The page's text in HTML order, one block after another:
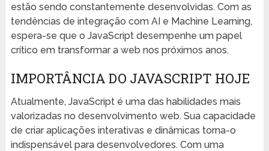
estão sendo constantemente desenvolvidas. Com as
tendências de integração com AI e Machine Learning,
espera-se que o JavaScript desempenhe um papel
crítico em transformar a web nos próximos anos.
IMPORTÂNCIA DO JAVASCRIPT HOJE
Atualmente, JavaScript é uma das habilidades mais
valorizadas no desenvolvimento web. Sua capacidade
de criar aplicações interativas e dinâmicas torna-o
indispensável para desenvolvedores. Com uma